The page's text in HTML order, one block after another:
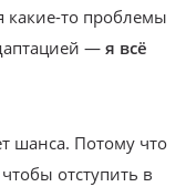
какие-то проблемы
— я всё
шанса. Потому что
отступить в